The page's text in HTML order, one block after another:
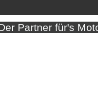
Partner für's